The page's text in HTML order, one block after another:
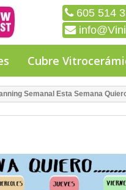
605 514
Cubre
Semanal Esta Semana